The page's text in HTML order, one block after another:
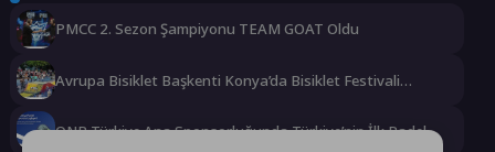
PMCC 2. Sezon Şampiyonu TEAM GOAT Oldu
Avrupa Bisiklet Başkenti Konya’da Bisiklet Festivali
QNB Türkiye Ana Sponsorluğunda Türkiye’nin İlk Padel